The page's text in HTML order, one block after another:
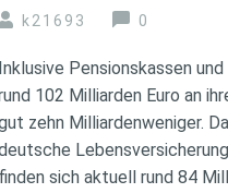
k21693 0
Inklusive Pensionskassen
102 Milliarden Euro an
zehn Milliardenweniger.
finden sich aktuell rund 84